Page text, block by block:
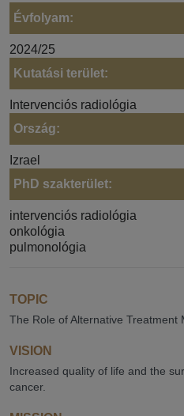
Évfolyam:
2024/25
Kutatási terület:
Intervenciós radiológia
Ország:
Izrael
PhD szakterület:
intervenciós radiológia
onkológia
pulmonológia
TOPIC
The Role of Alternative Treatment
VISION
Increased quality of life and the
cancer.